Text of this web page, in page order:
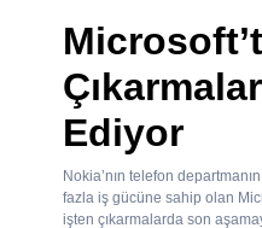
Ediyor
Nokia’nın telefon
fazla iş gücüne sahip olan
işten çıkarmalarda son